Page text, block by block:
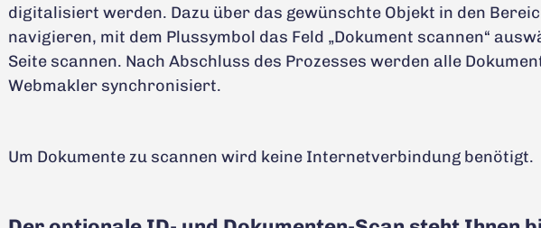
digitalisiert werden. Dazu über das gewünschte Objekt in den
navigieren, mit dem Plussymbol das Feld „Dokument scannen“
Seite scannen. Nach Abschluss des Prozesses werden alle
Webmakler synchronisiert.
Um Dokumente zu scannen wird keine Internetverbindung benötigt.